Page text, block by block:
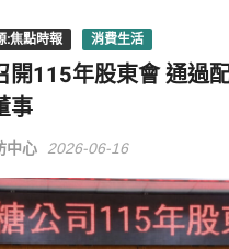
:焦點時報 消費生活
開115年股東會 通過
事
中心 2026-06-16